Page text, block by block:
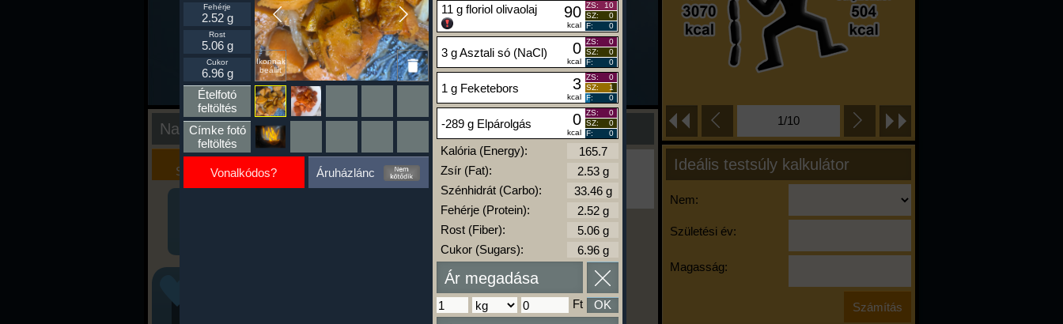
1/10
Ideális testsúly kalkulátor
Nem:
Születési év:
Magasság:
Nap kiértékelése
Kalória
Szimulátor
Szöveges
Értékelés
Ha ma már nem eszel/sportolsz többet,
kattints a kiértékelésre!
A Kalória Szimulátor Prémium funkció.
kalóriabázis.hu
-
Ikonnak
beállít
Fehérje
2.52 g
Rost
5.06 g
Cukor
6.96 g
Ételfotó
feltöltés
Címke fotó
feltöltés
Vonalkódos? Áruházlánc
11 g floriol olivaolaj 90
kcal
ZS:
10
SZ:
0
F:
0
3 g Asztali só (NaCl) 0
kcal
ZS:
0
SZ:
0
F:
0
1 g Feketebors 3
kcal
ZS:
0
SZ:
1
F:
0
-289 g Elpárolgás 0
kcal
ZS:
0
SZ:
0
F:
0
Kalória (Energy):
Zsír (Fat):
Szénhidrát (Carbo):
Fehérje (Protein):
Rost (Fiber):
Cukor (Sugars):
Ár megadása
Ft OK